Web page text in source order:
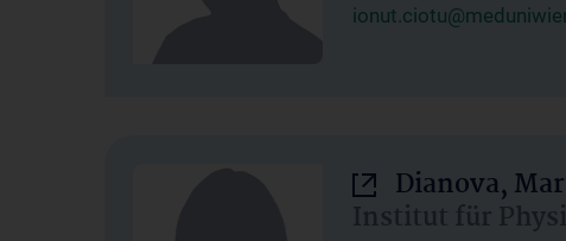
Dianova,
Institut für